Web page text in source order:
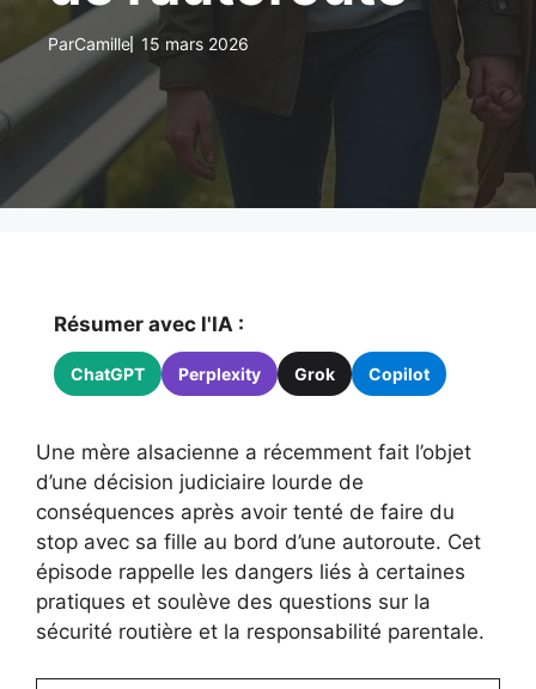
ParCamille 15 mars 2026
Résumer avec l'IA :
ChatGPT Perplexity Grok Copilot
Une mère alsacienne a récemment fait l’objet
d’une décision judiciaire lourde de
conséquences après avoir tenté de faire du
stop avec sa fille au bord d’une autoroute. Cet
épisode rappelle les dangers liés à certaines
pratiques et soulève des questions sur la
sécurité routière et la responsabilité parentale.